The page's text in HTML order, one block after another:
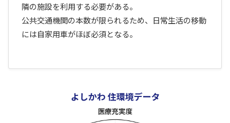
隣の施設を利用する必要がある。
公共交通機関の本数が限られるため、日常生活の移動
には自家用車がほぼ必須となる。